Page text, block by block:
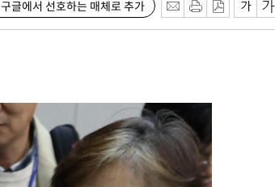
구글에서 선호하는 매체로 추가